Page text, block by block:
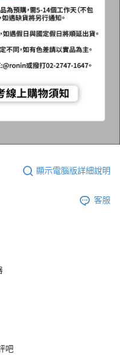
顯示電腦版詳細說明
客服
吧